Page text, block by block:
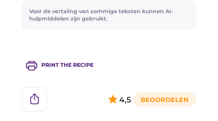
ricotta en het karakter van de radicchio.
Voor de vertaling van sommige teksten kunnen AI-
hulpmiddelen zijn gebruikt.
PRINT THE RECIPE
4,5